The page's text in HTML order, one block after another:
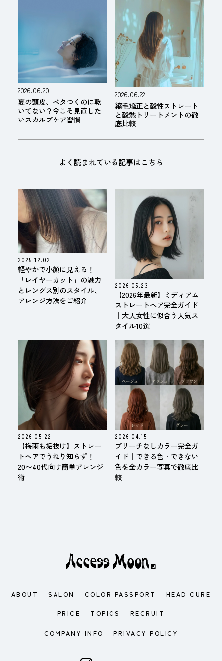
2026.06.20
夏の頭皮、ベタつくのに乾
いてない？今こそ見直した
いスカルプケア習慣
2026.06.22
縮毛矯正と酸性ストレート
と酸熱トリートメントの徹
底比較
よく読まれている記事はこちら
2025.12.02
軽やかで小顔に見える！
「レイヤーカット」の魅力
とレングス別のスタイル、
アレンジ方法をご紹介
2026.05.23
【2026年最新】ミディアム
ストレートヘア完全ガイド
｜大人女性に似合う人気ス
タイル10選
2026.05.22
【梅雨も垢抜け】ストレー
トヘアでうねり知らず！
20〜40代向け簡単アレンジ
術
2026.04.15
ブリーチなしカラー完全ガ
イド｜できる色・できない
色を全カラー写真で徹底比
較
ABOUT SALON COLOR PASSPORT HEAD CURE
PRICE TOPICS RECRUIT
COMPANY INFO PRIVACY POLICY